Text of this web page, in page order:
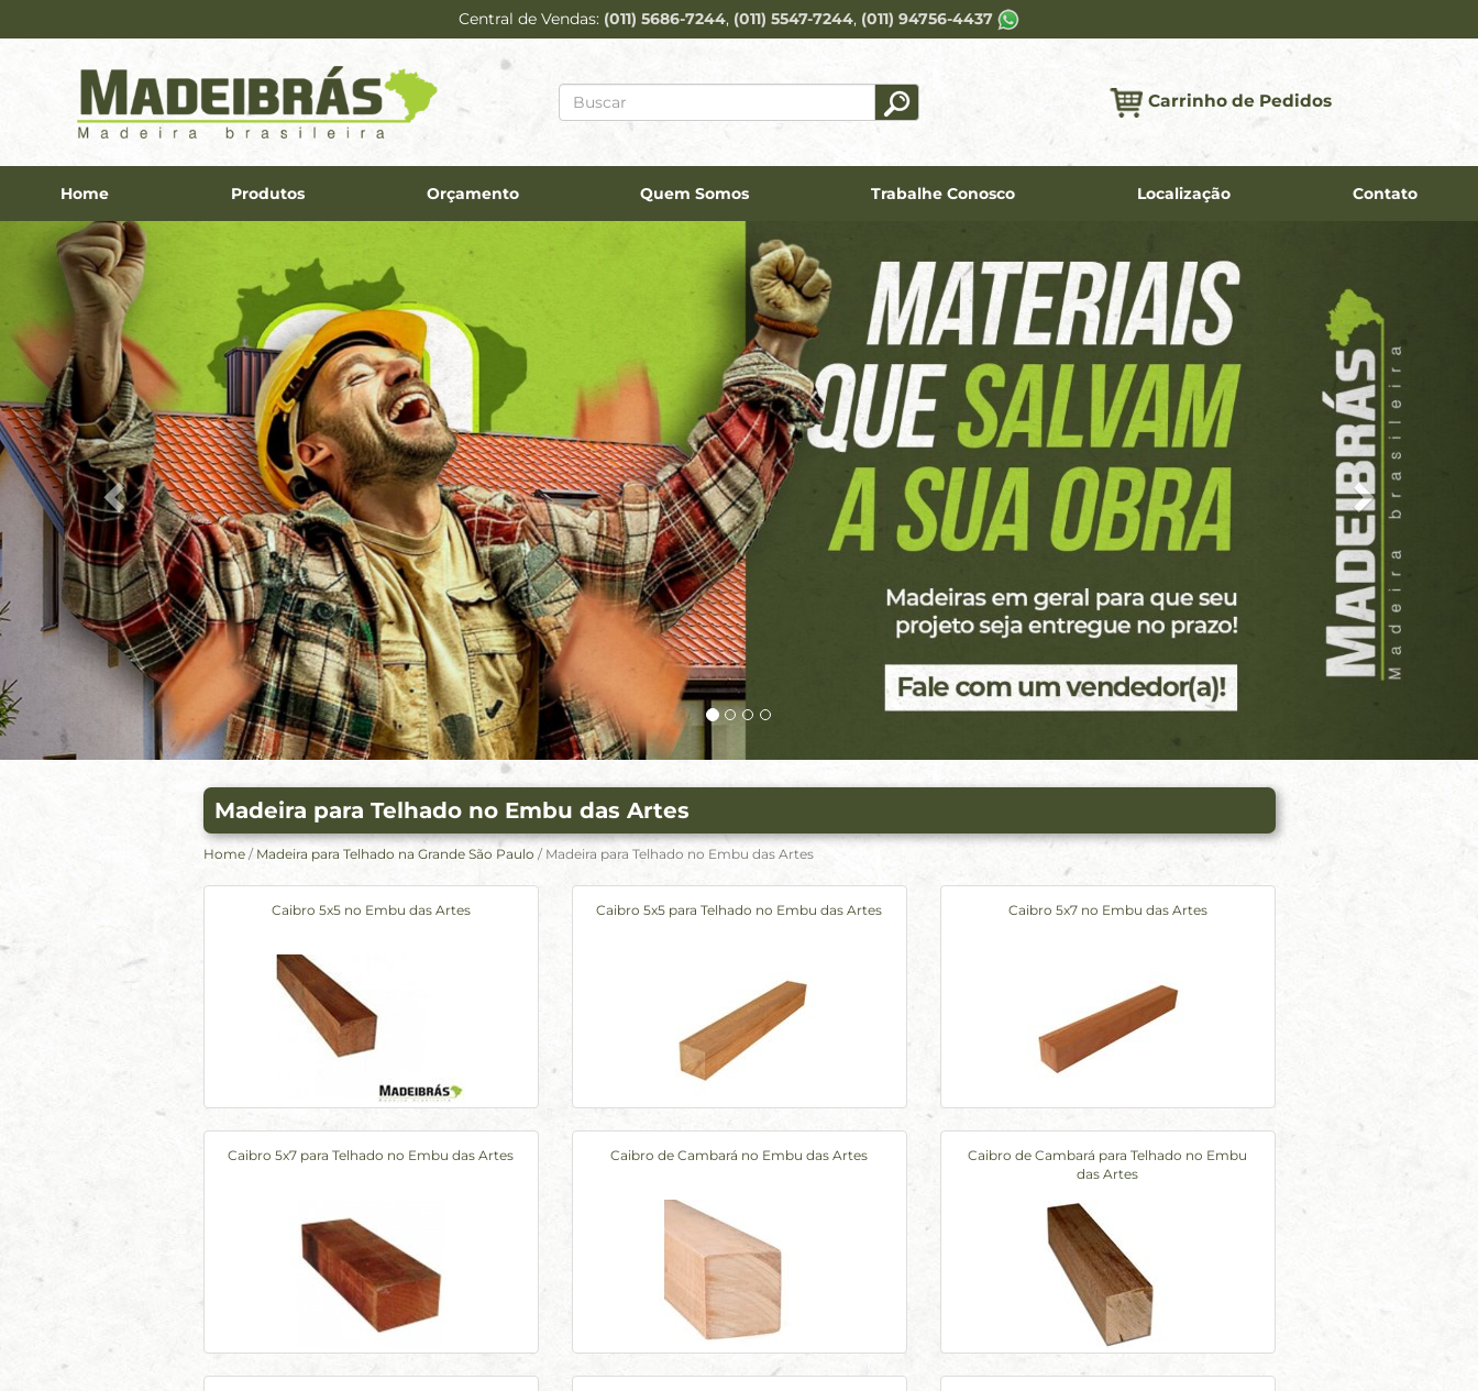
Central de Vendas (011) 5686-7244 (011) 5547-7244 (011) 94756-4437
Carrinho de Pedidos
Home Produtos Orçamento Quem Somos Trabalhe Conosco Localização Contato
Previous
Madeira para Telhado no Embu das Artes
Home/ Madeira para Telhado na Grande São Paulo / Madeira para Telhado no Embu das Artes
Caibro 5x5 no Embu das Artes Caibro 5x5 para Telhado no Embu das Artes Caibro 5x7 no Embu das Artes
Caibro 5x7 para Telhado no Embu das Artes Caibro de Cambará no Embu das Artes
Caibro de Cambará para Telhado no Embu
das Artes